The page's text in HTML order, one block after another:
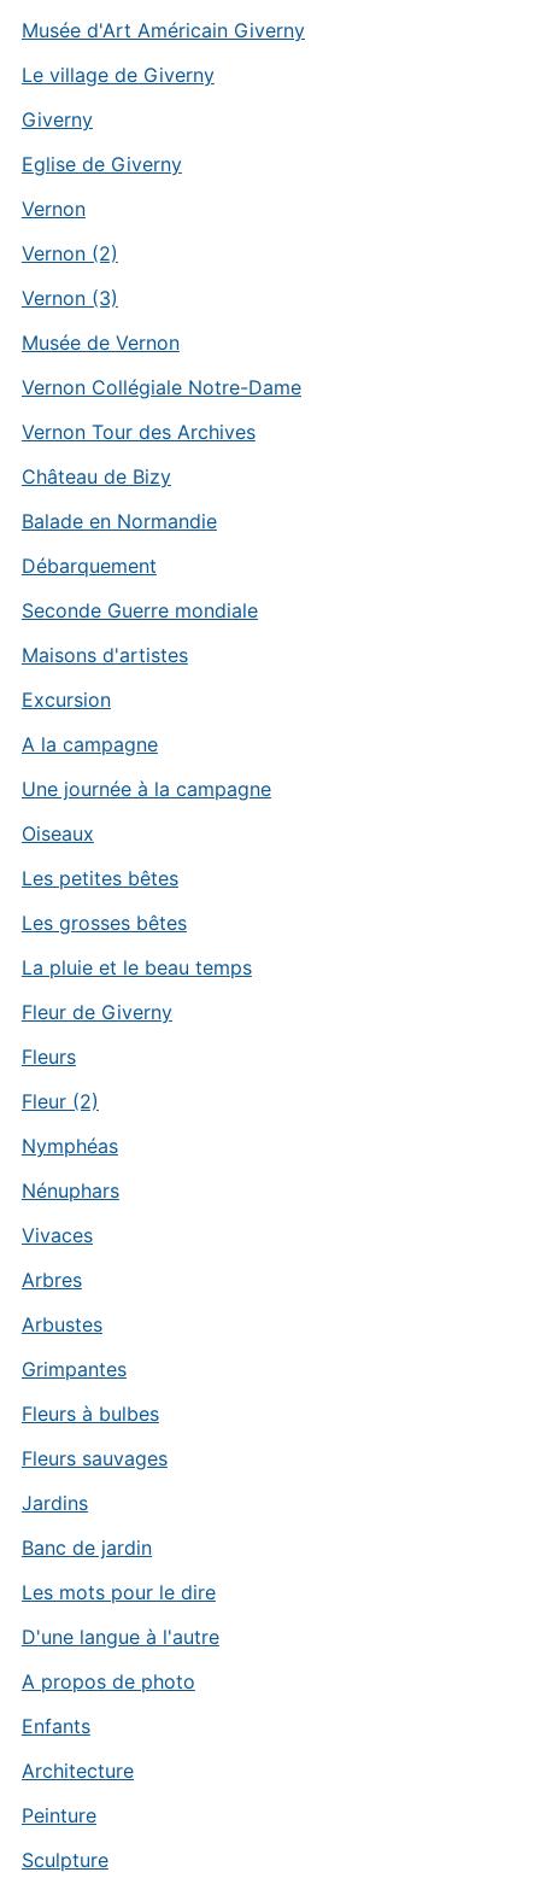
Musée d'Art Américain Giverny
Le village de Giverny
Giverny
Eglise de Giverny
Vernon
Vernon (2)
Vernon (3)
Musée de Vernon
Vernon Collégiale Notre-Dame
Vernon Tour des Archives
Château de Bizy
Balade en Normandie
Débarquement
Seconde Guerre mondiale
Maisons d'artistes
Excursion
A la campagne
Une journée à la campagne
Oiseaux
Les petites bêtes
Les grosses bêtes
La pluie et le beau temps
Fleur de Giverny
Fleurs
Fleur (2)
Nymphéas
Nénuphars
Vivaces
Arbres
Arbustes
Grimpantes
Fleurs à bulbes
Fleurs sauvages
Jardins
Banc de jardin
Les mots pour le dire
D'une langue à l'autre
A propos de photo
Enfants
Architecture
Peinture
Sculpture